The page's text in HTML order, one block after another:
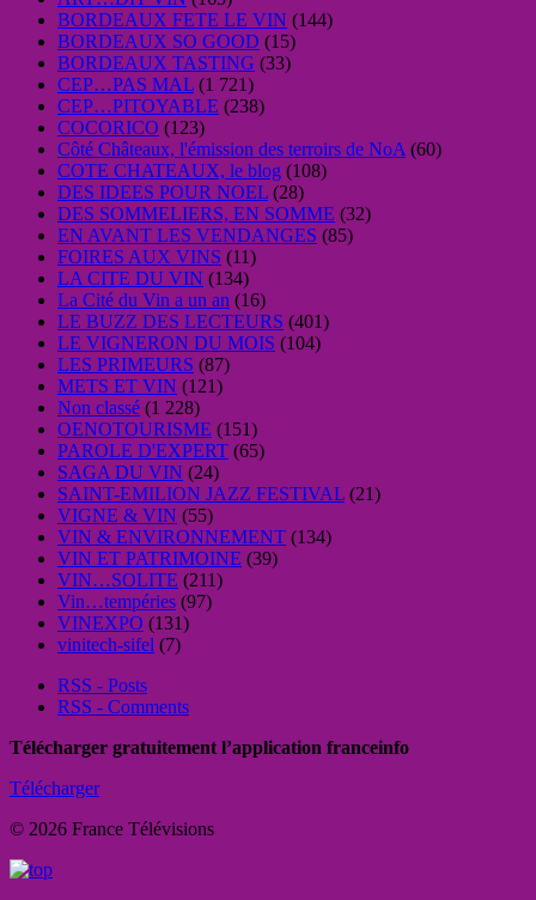
BORDEAUX FETE LE VIN (144)
BORDEAUX SO GOOD (15)
BORDEAUX TASTING (33)
CEP…PAS MAL (1 721)
CEP…PITOYABLE (238)
COCORICO (123)
Côté Châteaux, l'émission des terroirs de NoA (60)
COTE CHATEAUX, le blog (108)
DES IDEES POUR NOEL (28)
DES SOMMELIERS, EN SOMME (32)
EN AVANT LES VENDANGES (85)
FOIRES AUX VINS (11)
LA CITE DU VIN (134)
La Cité du Vin a un an (16)
LE BUZZ DES LECTEURS (401)
LE VIGNERON DU MOIS (104)
LES PRIMEURS (87)
METS ET VIN (121)
Non classé (1 228)
OENOTOURISME (151)
PAROLE D'EXPERT (65)
SAGA DU VIN (24)
SAINT-EMILION JAZZ FESTIVAL (21)
VIGNE & VIN (55)
VIN & ENVIRONNEMENT (134)
VIN ET PATRIMOINE (39)
VIN…SOLITE (211)
Vin…tempéries (97)
VINEXPO (131)
vinitech-sifel (7)
RSS - Posts
RSS - Comments
Télécharger gratuitement l’application franceinfo
Télécharger
© 2026 France Télévisions